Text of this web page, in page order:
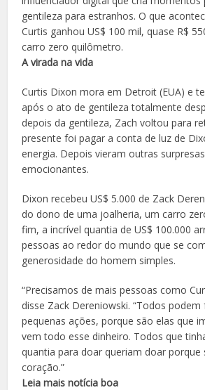
gentileza para estranhos. O que
Curtis ganhou US$ 100 mil, quase R$
carro zero quilômetro.
A virada na vida
Curtis Dixon mora em Detroit (EUA) e
após o ato de gentileza totalmente
depois da gentileza, Zach voltou para
presente foi pagar a conta de luz de
energia. Depois vieram outras
emocionantes.
Dixon recebeu US$ 5.000 de Zack
do dono de uma joalheria, um carro
fim, a incrível quantia de US$ 100.000
pessoas ao redor do mundo que se
generosidade do homem simples.
“Precisamos de mais pessoas como
disse Zack Dereniowski. “Todos podem
pequenas ações, porque são elas que
vem todo esse dinheiro. Todos que
quantia para doar queriam doar porque
coração.”
Leia mais notícia boa